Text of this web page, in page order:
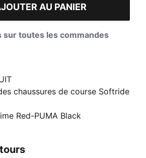
souhaitsAU PANIER
sur toutes les commandes
chaussures de course Softride
et design. Dotées de mousse
confort en tout temps, d’une
et de caoutchouc zoné pour
Red-PUMA Black